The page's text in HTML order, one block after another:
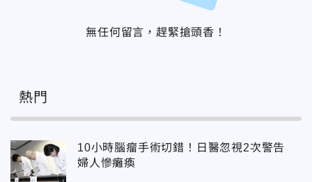
無任何留言，趕緊搶頭香！
熱門
10小時腦瘤手術切錯！日醫忽視2次警告
婦人慘癱瘓